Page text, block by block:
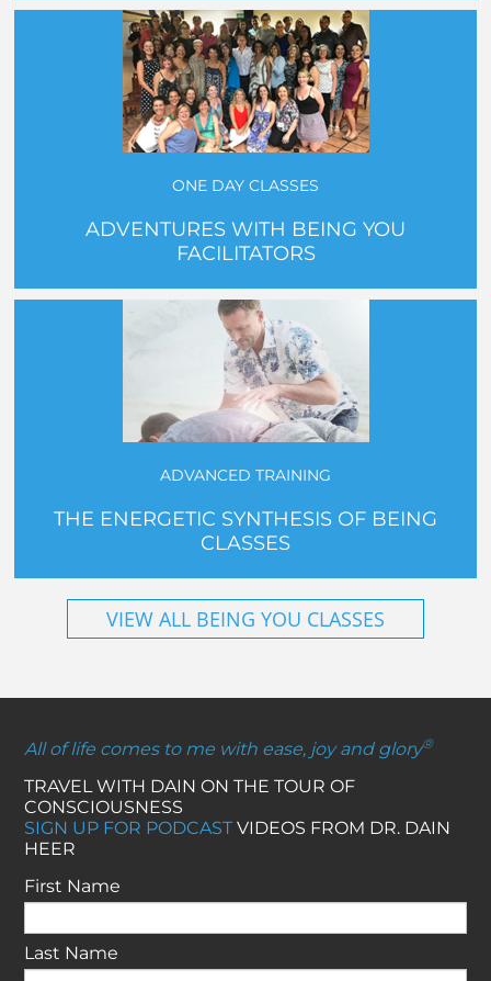
ONE DAY CLASSES
ADVENTURES WITH BEING YOU
FACILITATORS
ADVANCED TRAINING
THE ENERGETIC SYNTHESIS OF BEING
CLASSES
VIEW ALL BEING YOU CLASSES
All of life comes to me with ease, joy and glory®
TRAVEL WITH DAIN ON THE TOUR OF
CONSCIOUSNESS
SIGN UP FOR PODCASTVIDEOS FROM DR. DAIN
HEER
First Name
Last Name